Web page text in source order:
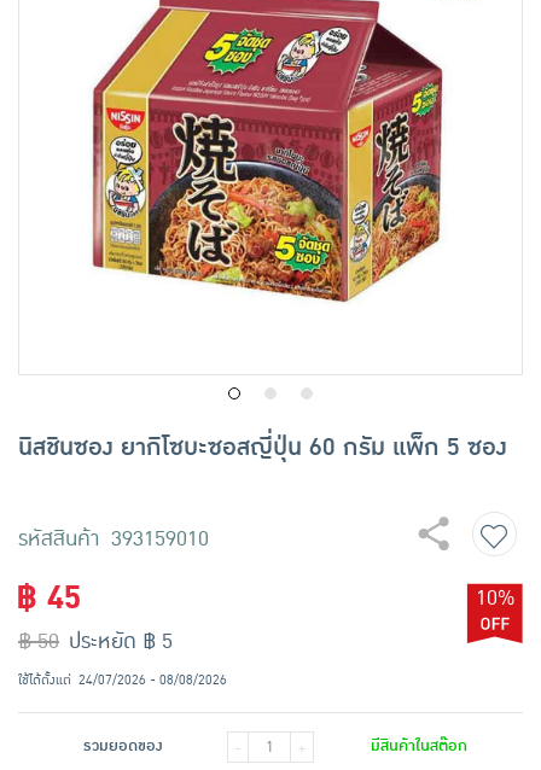
เครื่องดื่มและผงชงดื่ม
เครื่องปรุงรสและของแห้ง
ขนมขบเคี้ยว และช็อคโกแลต
อาหารสด ผัก ผลไม้และเบเกอรี่
พระเครื่อง test pop
นิสชินซอง ยากิโซบะซอสญี่ปุ่น 60 กรัม แพ็ก 5 ซอง
รหัสสินค้า 393159010
฿ 45
฿ 50
10%
ประหยัด ฿ 5
ใช้ได้ตั้งแต่ 24/07/2026 - 08/08/2026
รวมยอดของ - + มีสินค้าในสต๊อก